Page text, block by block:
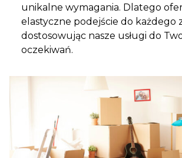
unikalne wymagania. Dlatego
elastyczne podejście do każdego
dostosowując nasze usługi do
oczekiwań.